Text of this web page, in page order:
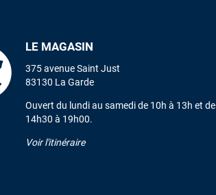
LE MAGASIN
375 avenue Saint Just
83130 La Garde
Ouvert du lundi au samedi de 10h à 13h et de
14h30 à 19h00.
Voir l'itinéraire